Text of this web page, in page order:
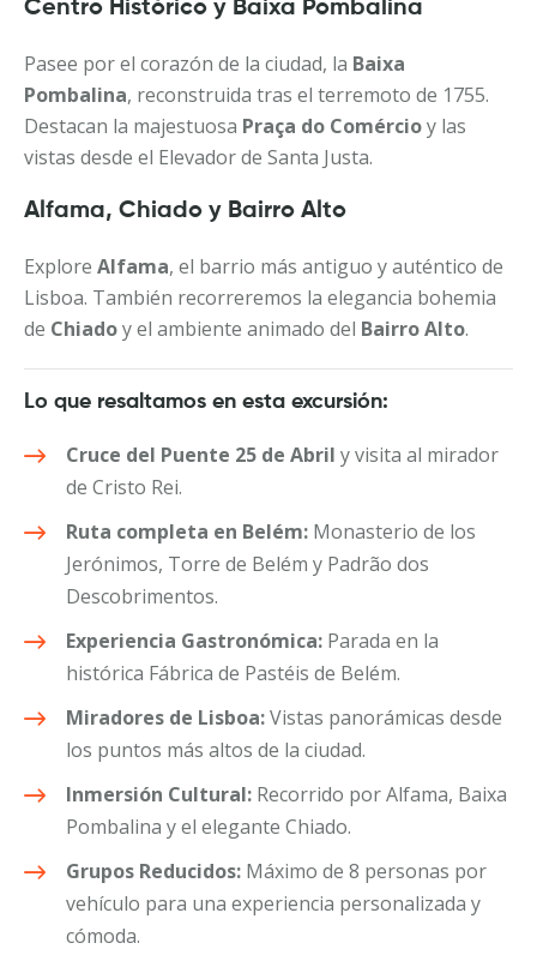
Centro Histórico y Baixa Pombalina
Pasee por el corazón de la ciudad, la Baixa
Pombalina, reconstruida tras el terremoto de 1755.
Destacan la majestuosa Praça do Comércioy las
vistas desde el Elevador de Santa Justa.
Alfama, Chiado y Bairro Alto
Explore Alfama, el barrio más antiguo y auténtico de
Lisboa. También recorreremos la elegancia bohemia
de Chiadoy el ambiente animado del Bairro Alto.
Lo que resaltamos en esta excursión:
Cruce del Puente 25 de Abril y visita al mirador
de Cristo Rei.
Ruta completa en Belém: Monasterio de los
Jerónimos, Torre de Belém y Padrão dos
Descobrimentos.
Experiencia Gastronómica: Parada en la
histórica Fábrica de Pastéis de Belém.
Miradores de Lisboa:Vistas panorámicas desde
los puntos más altos de la ciudad.
Inmersión Cultural: Recorrido por Alfama, Baixa
Pombalina y el elegante Chiado.
Grupos Reducidos: Máximo de 8 personas por
vehículo para una experiencia personalizada y
cómoda.